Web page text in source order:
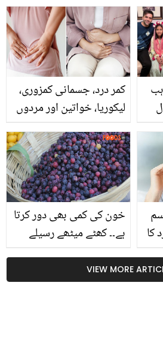
اثرات، جو اسے کالی مرچ
سے زیادہ فائدہ مند بناتے
ہیں
کمر درد، جسمانی کمزوری،
لیکوریا، خواتین اور مردوں
کے بیشترمسائل کا حل اس
ایک بوٹی میں موجود
کے
خون کی کمی بھی دور کرتا
ہے۔۔ کھٹے میٹھے رسیلے
فالسوں کے چند زبردست
کمالات جن سے آپ بھی
فائدہ اٹھا سکتے ہیں
کا
VIEW MORE